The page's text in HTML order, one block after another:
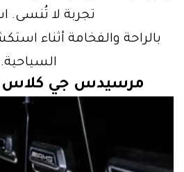
تجربة لا تُنسى.
بالراحة والفخامة أثناء
السياحية.
مرسيدس جي كلاس